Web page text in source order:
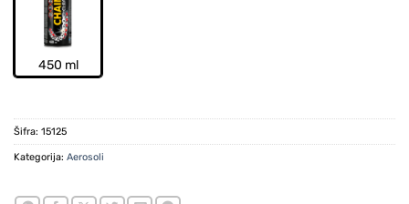
450 ml
Šifra: 15125
Kategorija: Aerosoli